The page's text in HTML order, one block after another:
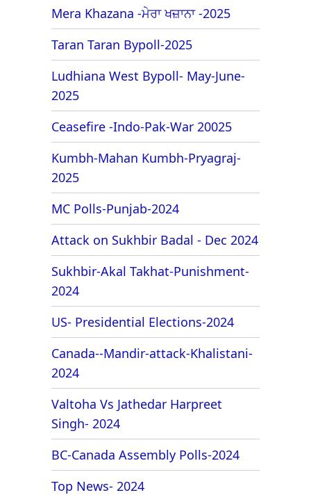
Mera Khazana -ਮੇਰਾ ਖਜ਼ਾਨਾ -2025
Taran Taran Bypoll-2025
Ludhiana West Bypoll- May-June-
2025
Ceasefire -Indo-Pak-War 20025
Kumbh-Mahan Kumbh-Pryagraj-
2025
MC Polls-Punjab-2024
Attack on Sukhbir Badal - Dec 2024
Sukhbir-Akal Takhat-Punishment-
2024
US- Presidential Elections-2024
Canada--Mandir-attack-Khalistani-
2024
Valtoha Vs Jathedar Harpreet
Singh- 2024
BC-Canada Assembly Polls-2024
Top News- 2024